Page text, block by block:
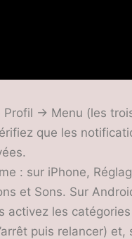
Profil → Menu (les
que les
: sur iPhone,
et Sons. Sur
les
puis relancer)